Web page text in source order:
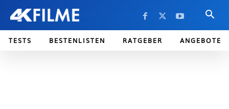
TESTS BESTENLISTEN RATGEBER ANGEBOTE